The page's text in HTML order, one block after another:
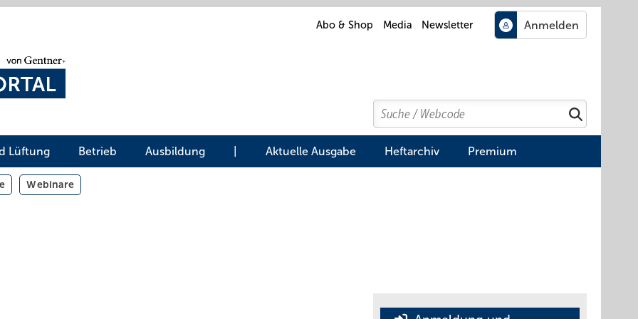
Abo & Shop Media Newsletter
Search
Suchen
Lüftung Betrieb Ausbildung Aktuelle Ausgabe Heftarchiv Premium
Webinare